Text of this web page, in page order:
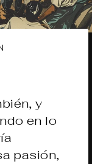
y
en lo
pasión,